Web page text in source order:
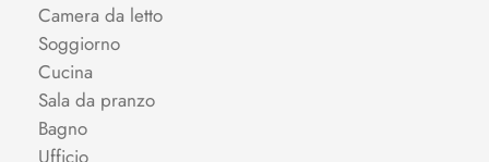
Camera da letto
Soggiorno
Cucina
Sala da pranzo
Bagno
Ufficio